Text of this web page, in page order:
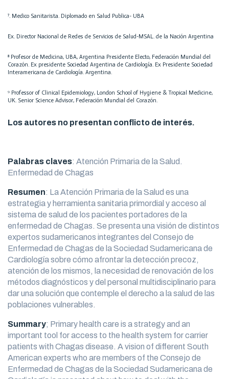
⁷. Medico Sanitarista. Diplomado en Salud Publica- UBA
Ex. Director Nacional de Redes de Servicios de Salud-MSAL. de la Nación Argentina
⁸ Profesor de Medicina, UBA, Argentina Presidente Electo, Federación Mundial del
Corazón. Ex presidente Sociedad Argentina de Cardiología. Ex Presidente Sociedad
Interamericana de Cardiología. Argentina.
⁹ Professor of Clinical Epidemiology, London School of Hygiene & Tropical Medicine,
UK. Senior Science Advisor, Federación Mundial del Corazón.
Los autores no presentan conflicto de interés.
Palabras claves: Atención Primaria de la Salud.
Enfermedad de Chagas
Resumen: La Atención Primaria de la Salud es una
estrategia y herramienta sanitaria primordial y acceso al
sistema de salud de los pacientes portadores de la
enfermedad de Chagas. Se presenta una visión de distintos
expertos sudamericanos integrantes del Consejo de
Enfermedad de Chagas de la Sociedad Sudamericana de
Cardiología sobre cómo afrontar la detección precoz,
atención de los mismos, la necesidad de renovación de los
métodos diagnósticos y del personal multidisciplinario para
dar una solución que contemple el derecho a la salud de las
poblaciones vulnerables.
Summary; Primary health care is a strategy and an
important tool for access to the health system for carrier
patients with Chagas disease. A vision of different South
American experts who are members of the Consejo de
Enfermedad de Chagas de la Sociedad Sudamericana de